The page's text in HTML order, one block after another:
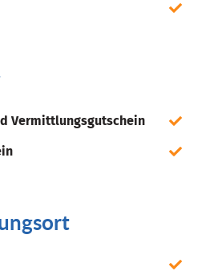
Vermittlungsgutschein